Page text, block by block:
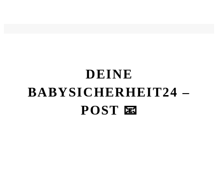
DEINE
BABYSICHERHEIT24 –
POST 📧